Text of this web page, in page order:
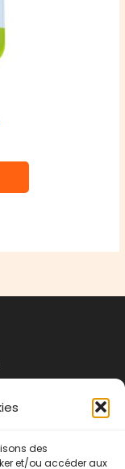
des
et/ou accéder aux